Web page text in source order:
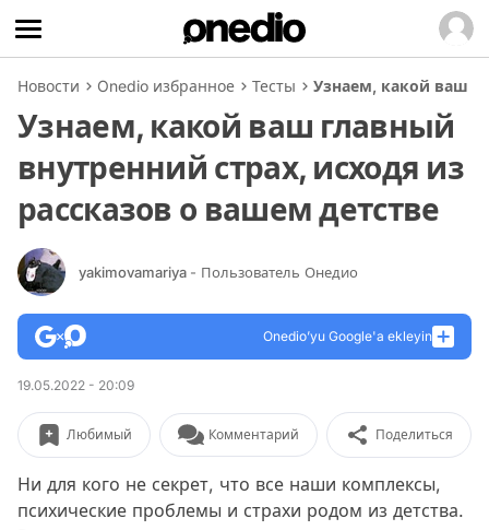
Новости Onedio избранное Тесты Узнаем, какой ваш
Узнаем, какой ваш главный
внутренний страх, исходя из
рассказов о вашем детстве
yakimovamariya - Пользователь Онедио
Onedio’yu Google'a ekleyin
19.05.2022 - 20:09
Любимый Комментарий Поделиться
Ни для кого не секрет, что все наши комплексы,
психические проблемы и страхи родом из детства.